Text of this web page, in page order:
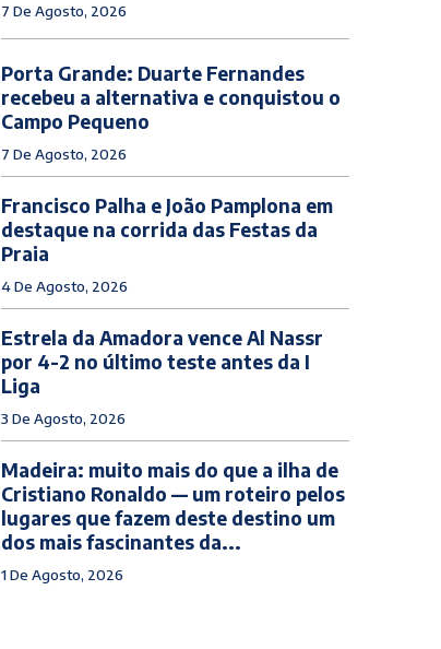
7 De Agosto, 2026
Porta Grande: Duarte Fernandes
recebeu a alternativa e conquistou o
Campo Pequeno
7 De Agosto, 2026
Francisco Palha e João Pamplona em
destaque na corrida das Festas da
Praia
4 De Agosto, 2026
Estrela da Amadora vence Al Nassr
por 4-2 no último teste antes da I
Liga
3 De Agosto, 2026
Madeira: muito mais do que a ilha de
Cristiano Ronaldo — um roteiro pelos
lugares que fazem deste destino um
dos mais fascinantes da...
1 De Agosto, 2026